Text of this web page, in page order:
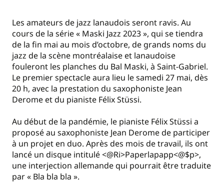
Les amateurs de jazz lanaudois seront ravis. Au
cours de la série « Maski Jazz 2023 », qui se tiendra
de la fin mai au mois d’octobre, de grands noms du
jazz de la scène montréalaise et lanaudoise
fouleront les planches du Bal Maski, à Saint-Gabriel.
Le premier spectacle aura lieu le samedi 27 mai, dès
20 h, avec la prestation du saxophoniste Jean
Derome et du pianiste Félix Stüssi.
Au début de la pandémie, le pianiste Félix Stüssi a
proposé au saxophoniste Jean Derome de participer
à un projet en duo. Après des mois de travail, ils ont
lancé un disque intitulé <@Ri>Paperlapapp<@$p>,
une interjection allemande qui pourrait être traduite
par « Bla bla bla ».